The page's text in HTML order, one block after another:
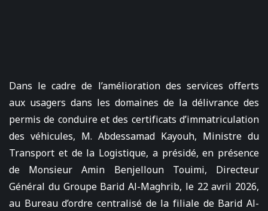
Dans le cadre de l’amélioration des services offerts
aux usagers dans les domaines de la délivrance des
permis de conduire et des certificats d’immatriculation
des véhicules, M. Abdessamad Kayouh, Ministre du
Transport et de la Logistique, a présidé, en présence
de Monsieur Amin Benjelloun Touimi, Directeur
Général du Groupe Barid Al-Maghrib, le 22 avril 2026,
au Bureau d’ordre centralisé de la filiale de Barid Al-